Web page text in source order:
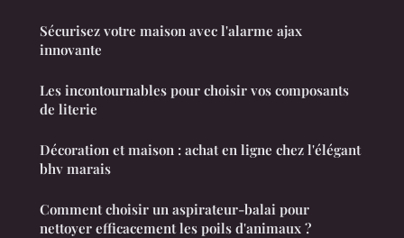
Sécurisez votre maison avec l'alarme ajax
innovante
Les incontournables pour choisir vos composants
de literie
Décoration et maison : achat en ligne chez l'élégant
bhv marais
Comment choisir un aspirateur-balai pour
nettoyer efficacement les poils d'animaux ?